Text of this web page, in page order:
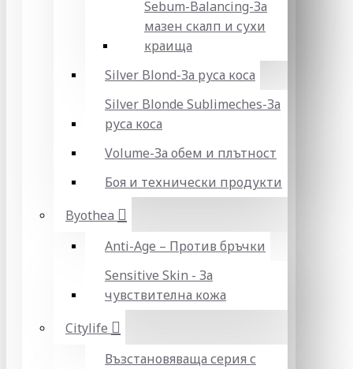
Sebum-Balancing-За
мазен скалп и сухи
краища
Silver Blond-За руса коса
Silver Blonde Sublіmeches-За
руса коса
Volume-За обем и плътност
Боя и технически продукти
Byothea
Anti-Age – Против бръчки
Sensitive Skin - За
чувствителна кожа
Citylife
Възстановяваща серия с